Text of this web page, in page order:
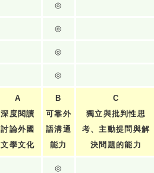
◎
◎
◎
◎
A
深度閱讀
討論外國
文學文化
B
可靠外
語溝通
能力
C
獨立與批判性思
考、主動提問與解
決問題的能力
◎